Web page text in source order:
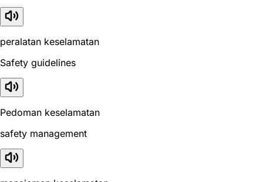
peralatan keselamatan
Safety guidelines
Pedoman keselamatan
safety management